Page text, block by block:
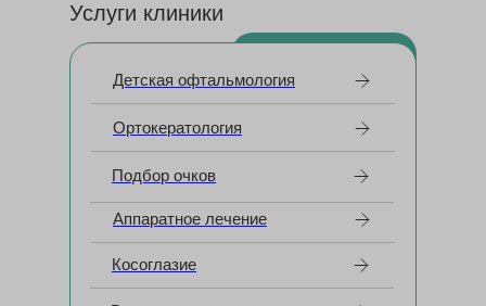
Услуги клиники
Ортокератология
Подбор очков
Детская офтальмология
Аппаратное лечение
Косоглазие